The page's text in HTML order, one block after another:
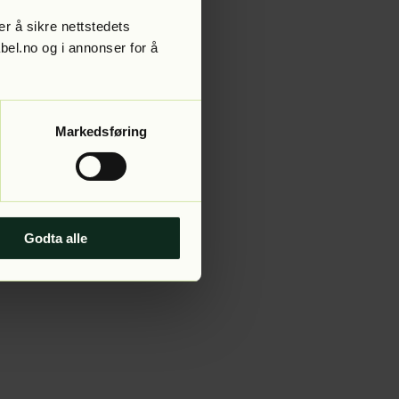
å sikre nettstedets
og i annonser for å
Markedsføring
Godta alle